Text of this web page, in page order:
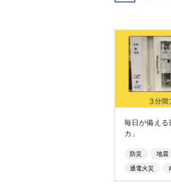
毎日が備える
カ」
防災 地震
通電火災
電気火災